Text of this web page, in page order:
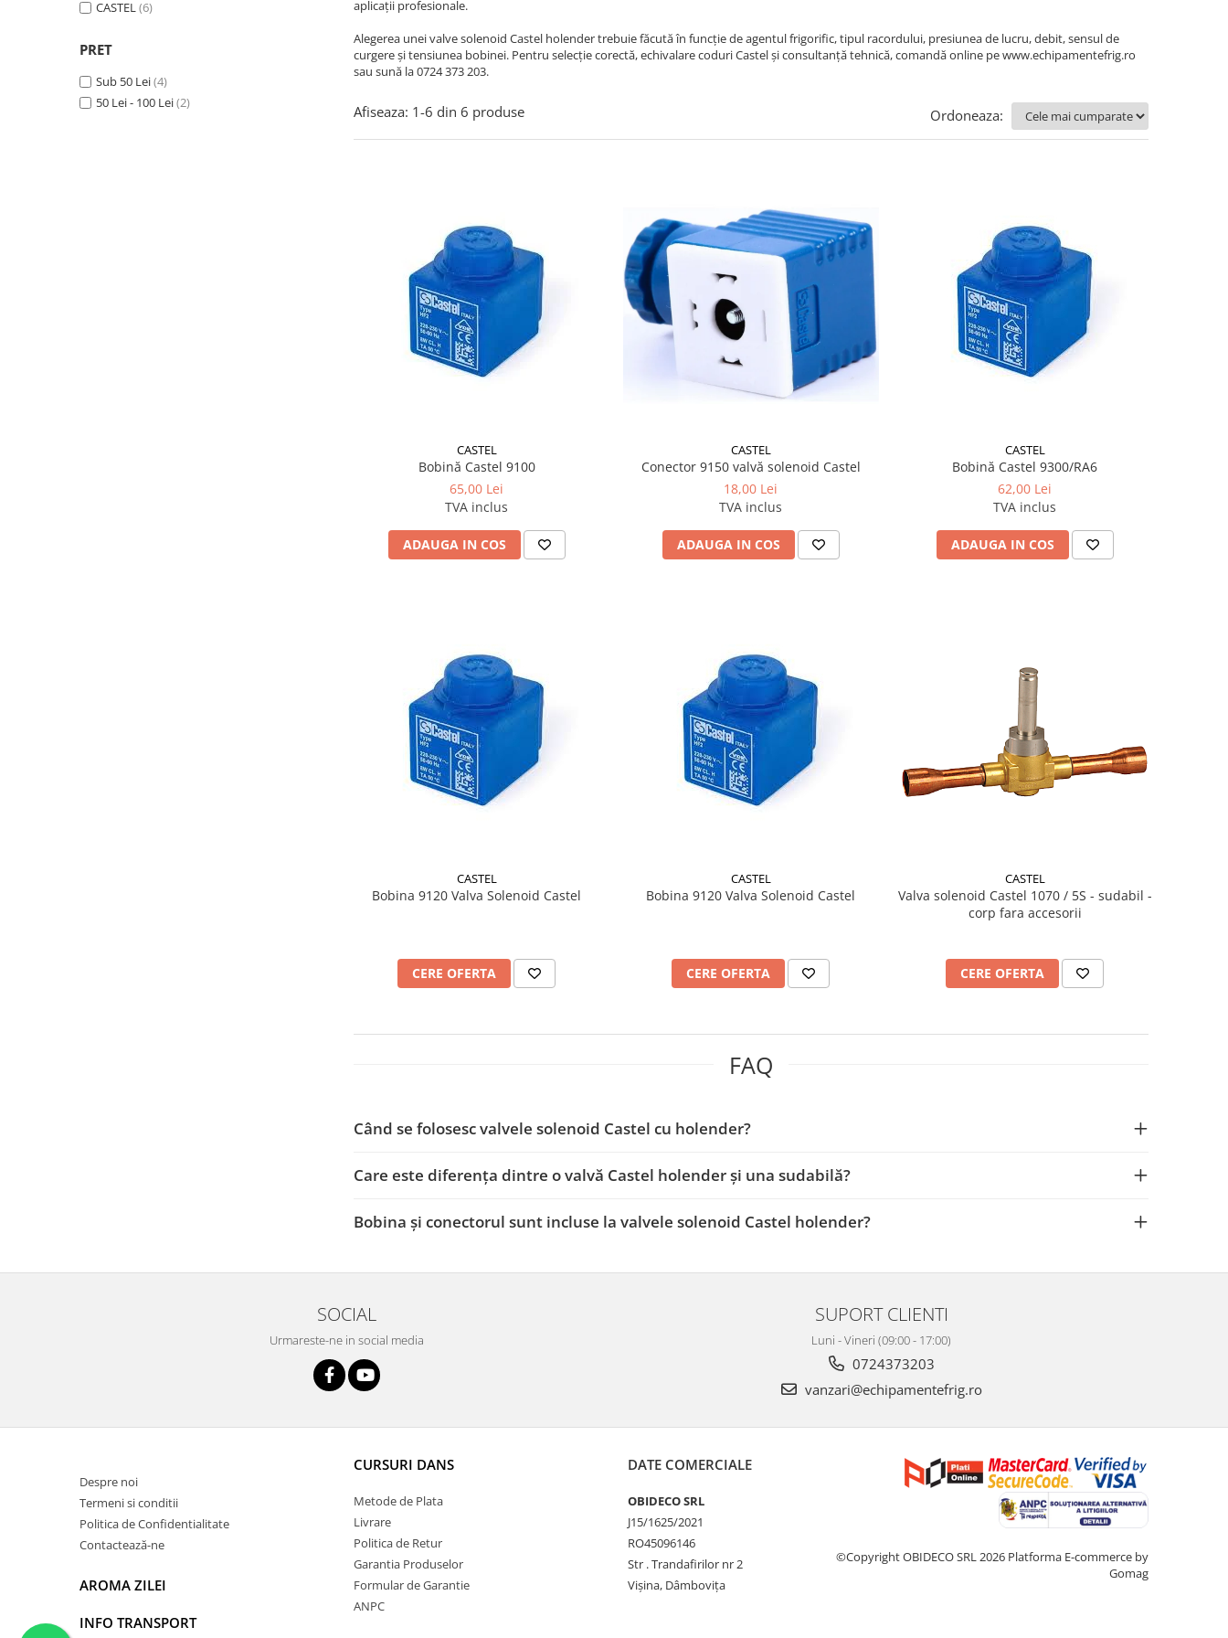
REZISTENTE DIGIVRARE
Ventilatoare
Compresoare Cubigel R134a
Compresoare Jiaxipera
VAPORIZATOARE LU-VE
aplicații profesionale.
Alegerea unei valve solenoid Castel holender trebuie făcută în funcție de agentul frigorific, tipul racordului, presiunea de lucru, debit, sensul de
curgere și tensiunea bobinei. Pentru selecție corectă, echivalare coduri Castel și consultanță tehnică, comandă online pe www.echipamentefrig.ro
sau sună la 0724 373 203.
CASTEL(6)
PRET
Sub 50 Lei(4)
50 Lei - 100 Lei(2) Afiseaza: 1-6 din 6 produse Ordoneaza:
CASTEL
Bobină Castel 9100
65,00 Lei
TVA inclus
ADAUGA IN COS
CASTEL
Conector 9150 valvă solenoid Castel
18,00 Lei
TVA inclus
ADAUGA IN COS
CASTEL
Bobină Castel 9300/RA6
62,00 Lei
TVA inclus
ADAUGA IN COS
CASTEL
Bobina 9120 Valva Solenoid Castel
CERE OFERTA
CASTEL
Bobina 9120 Valva Solenoid Castel
CERE OFERTA
CASTEL
Valva solenoid Castel 1070 / 5S - sudabil -
corp fara accesorii
CERE OFERTA
FAQ
Când se folosesc valvele solenoid Castel cu holender?
Care este diferența dintre o valvă Castel holender și una sudabilă?
Bobina și conectorul sunt incluse la valvele solenoid Castel holender?
SOCIAL
Urmareste-ne in social media
SUPORT CLIENTI
Luni - Vineri (09:00 - 17:00)
0724373203
vanzari@echipamentefrig.ro
Despre noi
Termeni si conditii
Politica de Confidentialitate
Contactează-ne
AROMA ZILEI
INFO TRANSPORT
CURSURI DANS
Metode de Plata
Livrare
Politica de Retur
Garantia Produselor
Formular de Garantie
ANPC
DATE COMERCIALE
OBIDECO SRL
J15/1625/2021
RO45096146
Str . Trandafirilor nr 2
Vișina, Dâmbovița
©Copyright OBIDECO SRL 2026 Platforma E-commerce by
Gomag